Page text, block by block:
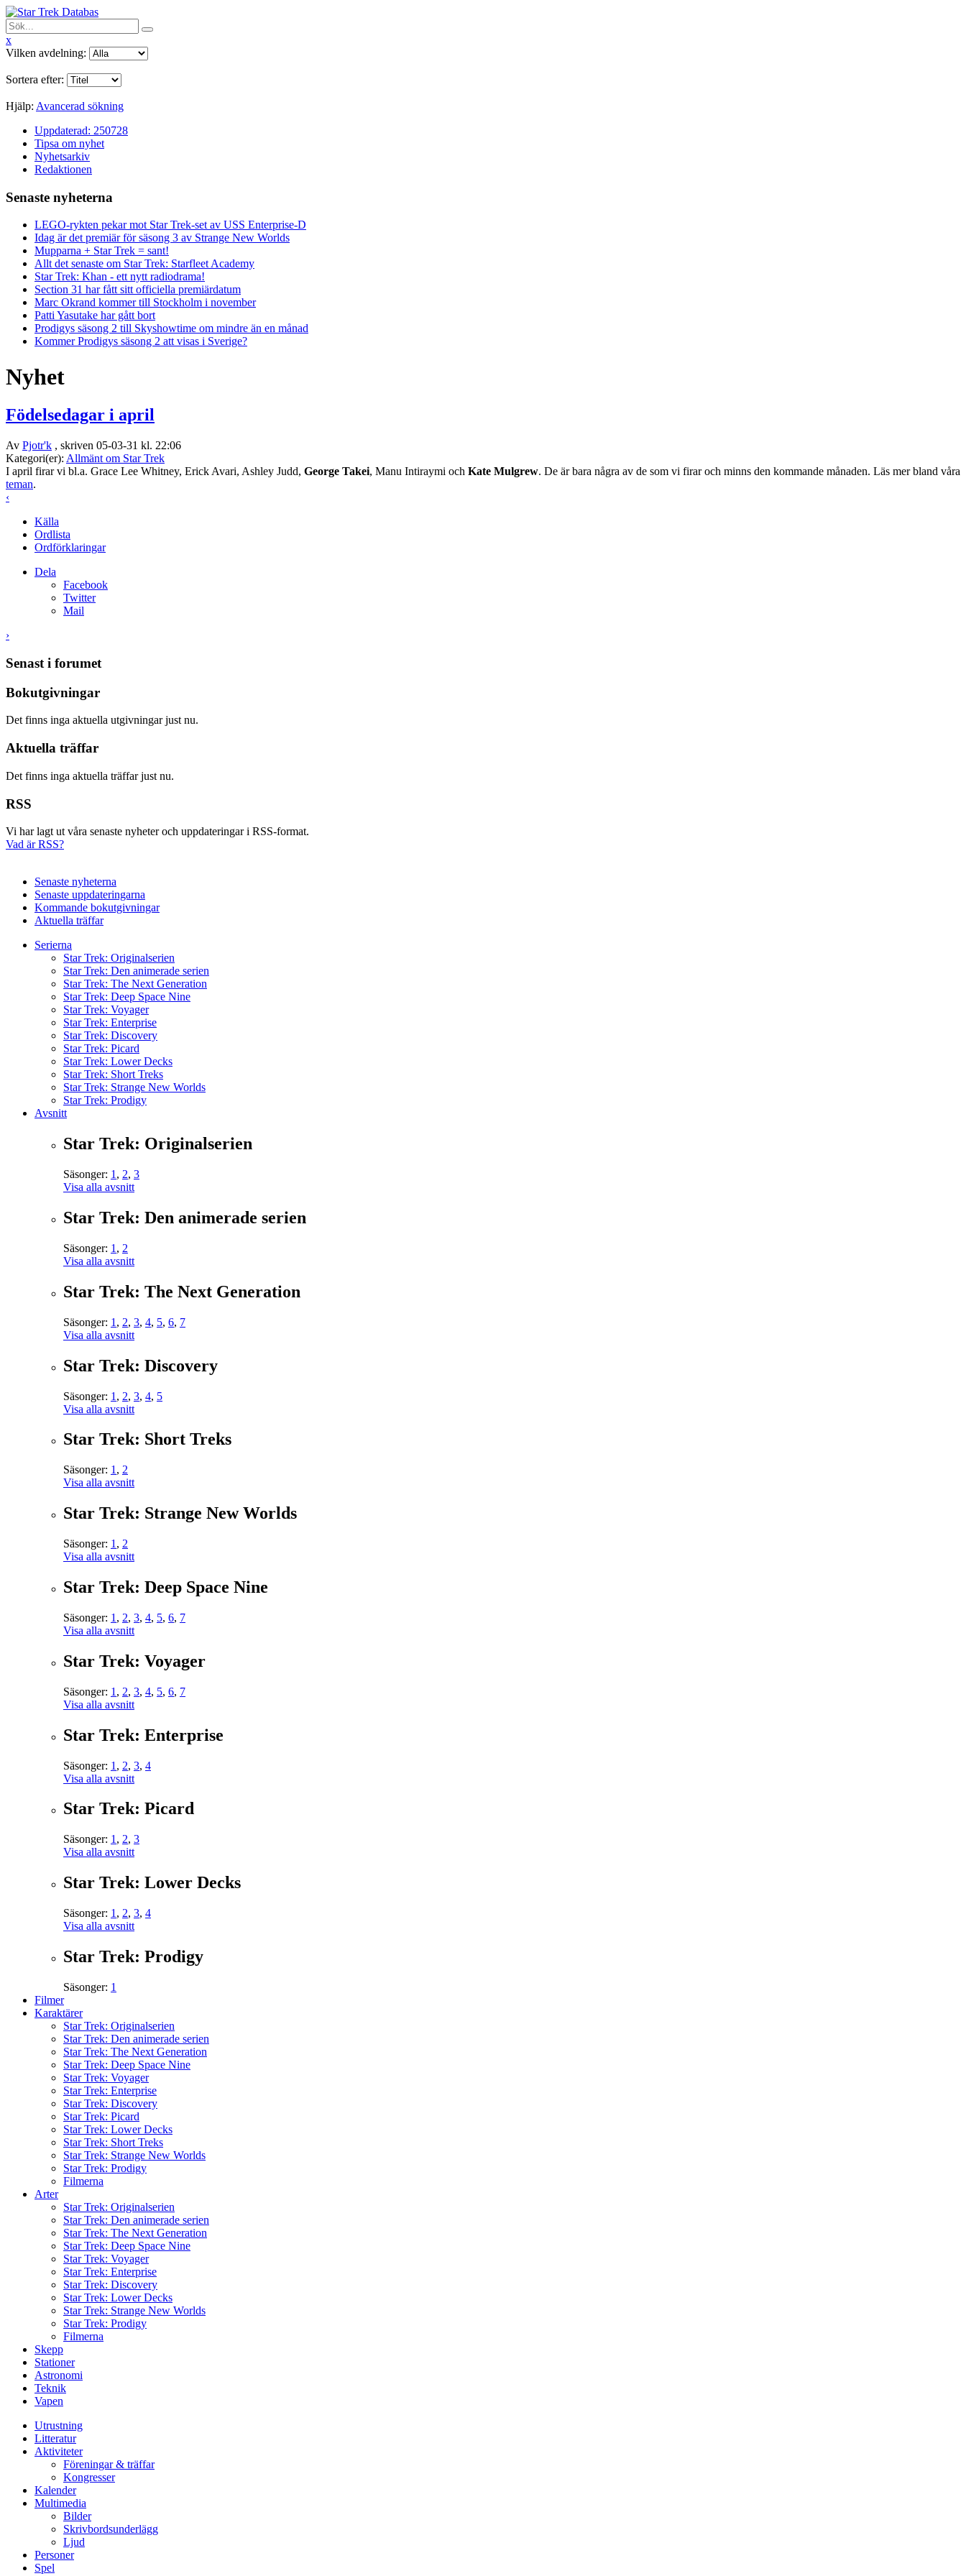
x
Vilken avdelning:
Sortera efter:
Hjälp: Avancerad sökning
Uppdaterad: 250728
Tipsa om nyhet
Nyhetsarkiv
Redaktionen
Senaste nyheterna
LEGO-rykten pekar mot Star Trek-set av USS Enterprise-D
Idag är det premiär för säsong 3 av Strange New Worlds
Mupparna + Star Trek = sant!
Allt det senaste om Star Trek: Starfleet Academy
Star Trek: Khan - ett nytt radiodrama!
Section 31 har fått sitt officiella premiärdatum
Marc Okrand kommer till Stockholm i november
Patti Yasutake har gått bort
Prodigys säsong 2 till Skyshowtime om mindre än en månad
Kommer Prodigys säsong 2 att visas i Sverige?
Nyhet
Födelsedagar i april
Av Pjotr'k , skriven 05-03-31 kl. 22:06
Kategori(er): Allmänt om Star Trek
I april firar vi bl.a. Grace Lee Whitney, Erick Avari, Ashley Judd, George Takei, Manu Intiraymi och Kate Mulgrew. De är bara några av de som vi firar och minns den kommande månaden. Läs mer bland våra
teman.
‹
Källa
Ordlista
Ordförklaringar
Dela
Facebook
Twitter
Mail
›
Senast i forumet
Bokutgivningar
Det finns inga aktuella utgivningar just nu.
Aktuella träffar
Det finns inga aktuella träffar just nu.
RSS
Vi har lagt ut våra senaste nyheter och uppdateringar i RSS-format.
Vad är RSS?
Senaste nyheterna
Senaste uppdateringarna
Kommande bokutgivningar
Aktuella träffar
Serierna
Star Trek: Originalserien
Star Trek: Den animerade serien
Star Trek: The Next Generation
Star Trek: Deep Space Nine
Star Trek: Voyager
Star Trek: Enterprise
Star Trek: Discovery
Star Trek: Picard
Star Trek: Lower Decks
Star Trek: Short Treks
Star Trek: Strange New Worlds
Star Trek: Prodigy
Avsnitt
Star Trek: Originalserien
Säsonger: 1 , 2, 3
Visa alla avsnitt
Star Trek: Den animerade serien
Säsonger: 1 , 2
Visa alla avsnitt
Star Trek: The Next Generation
Säsonger: 1 , 2, 3, 4, 5, 6, 7
Visa alla avsnitt
Star Trek: Discovery
Säsonger: 1 , 2, 3, 4, 5
Visa alla avsnitt
Star Trek: Short Treks
Säsonger: 1 , 2
Visa alla avsnitt
Star Trek: Strange New Worlds
Säsonger: 1 , 2
Visa alla avsnitt
Star Trek: Deep Space Nine
Säsonger: 1 , 2, 3, 4, 5, 6, 7
Visa alla avsnitt
Star Trek: Voyager
Säsonger: 1 , 2, 3, 4, 5, 6, 7
Visa alla avsnitt
Star Trek: Enterprise
Säsonger: 1 , 2, 3, 4
Visa alla avsnitt
Star Trek: Picard
Säsonger: 1 , 2, 3
Visa alla avsnitt
Star Trek: Lower Decks
Säsonger: 1 , 2, 3, 4
Visa alla avsnitt
Star Trek: Prodigy
Säsonger: 1
Filmer
Karaktärer
Star Trek: Originalserien
Star Trek: Den animerade serien
Star Trek: The Next Generation
Star Trek: Deep Space Nine
Star Trek: Voyager
Star Trek: Enterprise
Star Trek: Discovery
Star Trek: Picard
Star Trek: Lower Decks
Star Trek: Short Treks
Star Trek: Strange New Worlds
Star Trek: Prodigy
Filmerna
Arter
Star Trek: Originalserien
Star Trek: Den animerade serien
Star Trek: The Next Generation
Star Trek: Deep Space Nine
Star Trek: Voyager
Star Trek: Enterprise
Star Trek: Discovery
Star Trek: Lower Decks
Star Trek: Strange New Worlds
Star Trek: Prodigy
Filmerna
Skepp
Stationer
Astronomi
Teknik
Vapen
Utrustning
Litteratur
Aktiviteter
Föreningar & träffar
Kongresser
Kalender
Multimedia
Bilder
Skrivbordsunderlägg
Ljud
Personer
Spel